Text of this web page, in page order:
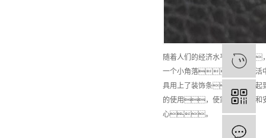
随着人们的经济水平的提高
一个小角落。家居生
具用上了装饰条，不仅起
的使用，使家具的美观
心。